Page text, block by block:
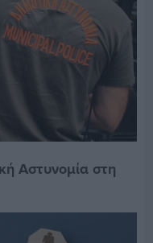
Αστυνομία στη